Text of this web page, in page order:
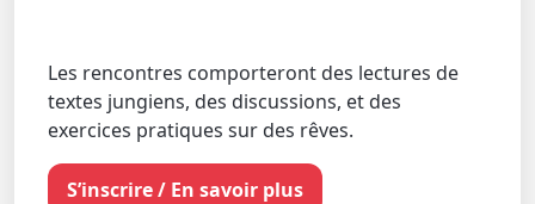
Les rencontres comporteront des lectures de
textes jungiens, des discussions, et des
exercices pratiques sur des rêves.
S’inscrire / En savoir plus